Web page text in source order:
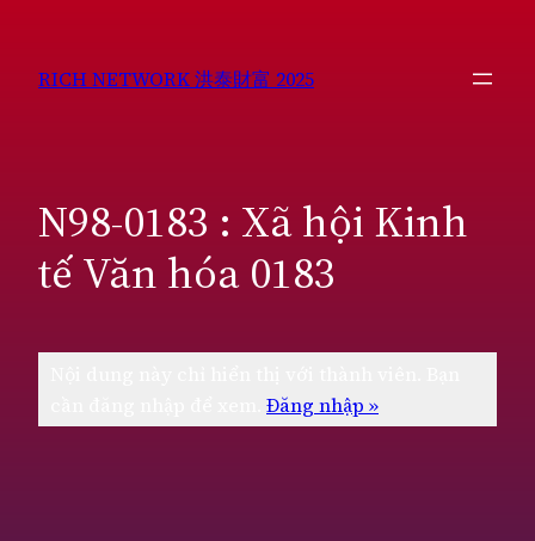
phầnRICH NETWORK 洪泰財富 2025
N98-0183 : Xã hội Kinh
tế Văn hóa 0183
Đăng nhập »